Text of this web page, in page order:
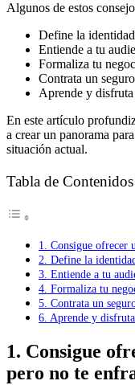
Algunos de estos
Define la
Entiende a tu
Formaliza tu
Contrata un
Aprende y
En este artículo
a crear un panorama
situación actual.
Tabla de Contenidos
1. Consigue ofrecer
2. Define la
3. Entiende a tu
4. Formaliza tu
5. Contrata un
6. Aprende y
1. Consigue
pero no te